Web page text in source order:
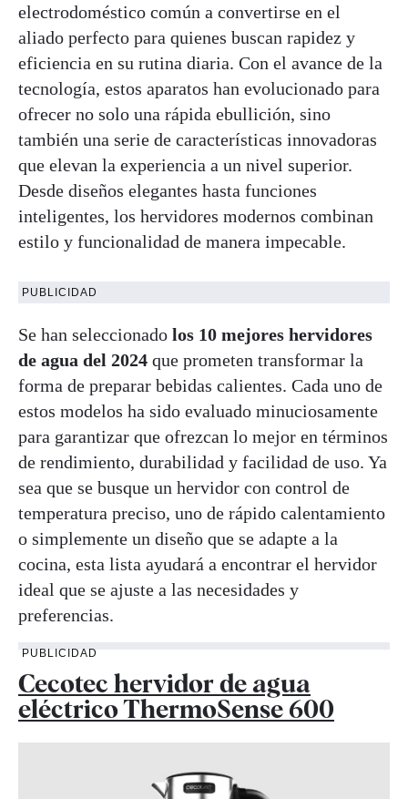
electrodoméstico común a convertirse en el
aliado perfecto para quienes buscan rapidez y
eficiencia en su rutina diaria. Con el avance de la
tecnología, estos aparatos han evolucionado para
ofrecer no solo una rápida ebullición, sino
también una serie de características innovadoras
que elevan la experiencia a un nivel superior.
Desde diseños elegantes hasta funciones
inteligentes, los hervidores modernos combinan
estilo y funcionalidad de manera impecable.
PUBLICIDAD
Se han seleccionado los 10 mejores hervidores
de agua del 2024 que prometen transformar la
forma de preparar bebidas calientes. Cada uno de
estos modelos ha sido evaluado minuciosamente
para garantizar que ofrezcan lo mejor en términos
de rendimiento, durabilidad y facilidad de uso. Ya
sea que se busque un hervidor con control de
temperatura preciso, uno de rápido calentamiento
o simplemente un diseño que se adapte a la
cocina, esta lista ayudará a encontrar el hervidor
ideal que se ajuste a las necesidades y
preferencias.
PUBLICIDAD
Cecotec hervidor de agua
eléctrico ThermoSense 600